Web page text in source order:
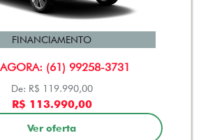
TURBO 200 FLEX AT 2026